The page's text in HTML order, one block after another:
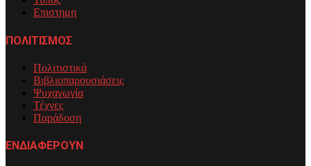
Επιστημη
ΠΟΛΙΤΙΣΜΟΣ
Πολιτιστικά
Βιβλιοπαρουσιάσεις
Ψυχαγωγία
Τέχνες
Παράδοση
ΕΝΔΙΑΦΕΡΟΥΝ